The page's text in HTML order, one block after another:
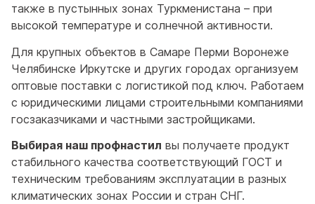
также в пустынных зонах Туркменистана – при
высокой температуре и солнечной активности.
Для крупных объектов в Самаре Перми Воронеже
Челябинске Иркутске и других городах организуем
оптовые поставки с логистикой под ключ. Работаем
с юридическими лицами строительными компаниями
госзаказчиками и частными застройщиками.
Выбирая наш профнастил вы получаете продукт
стабильного качества соответствующий ГОСТ и
техническим требованиям эксплуатации в разных
климатических зонах России и стран СНГ.